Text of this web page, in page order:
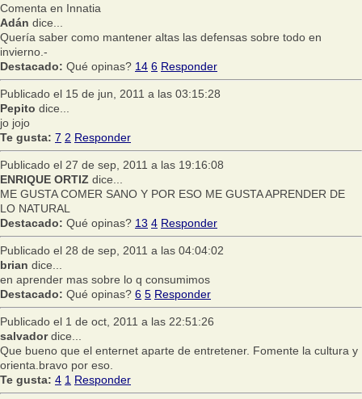
Comenta en Innatia
Adán dice...
Quería saber como mantener altas las defensas sobre todo en
invierno.-
Destacado: Qué opinas? 14 6 Responder
Publicado el 15 de jun, 2011 a las 03:15:28
Pepito dice...
jo jojo
Te gusta: 7 2 Responder
Publicado el 27 de sep, 2011 a las 19:16:08
ENRIQUE ORTIZ dice...
ME GUSTA COMER SANO Y POR ESO ME GUSTA APRENDER DE
LO NATURAL
Destacado: Qué opinas? 13 4 Responder
Publicado el 28 de sep, 2011 a las 04:04:02
brian dice...
en aprender mas sobre lo q consumimos
Destacado: Qué opinas? 6 5 Responder
Publicado el 1 de oct, 2011 a las 22:51:26
salvadordice...
Que bueno que el enternet aparte de entretener. Fomente la cultura y
orienta.bravo por eso.
Te gusta: 4 1 Responder